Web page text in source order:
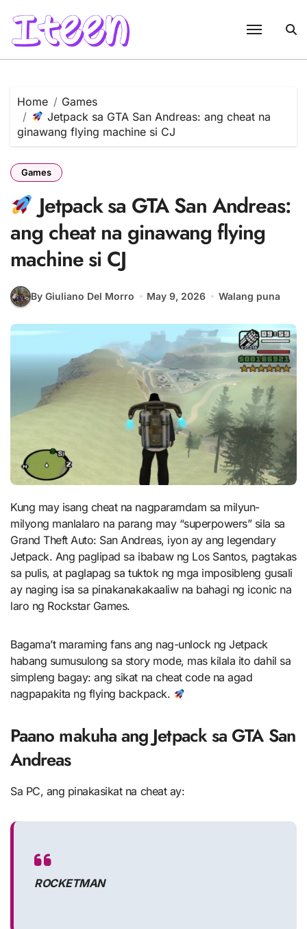
content
Home
Games
Jetpack sa GTA San Andreas: ang cheat na
ginawang flying machine si CJ
Games
Jetpack sa GTA San Andreas:
ang cheat na ginawang flying
machine si CJ
By Giuliano Del Morro May 9, 2026 Walang puna
Kung may isang cheat na nagparamdam sa milyun-
milyong manlalaro na parang may “superpowers” sila sa
Grand Theft Auto: San Andreas, iyon ay ang legendary
Jetpack. Ang paglipad sa ibabaw ng Los Santos, pagtakas
sa pulis, at paglapag sa tuktok ng mga imposibleng gusali
ay naging isa sa pinakanakakaaliw na bahagi ng iconic na
laro ng Rockstar Games.
Bagama’t maraming fans ang nag-unlock ng Jetpack
habang sumusulong sa story mode, mas kilala ito dahil sa
simpleng bagay: ang sikat na cheat code na agad
nagpapakita ng flying backpack.
Paano makuha ang Jetpack sa GTA San
Andreas
Sa PC, ang pinakasikat na cheat ay:
ROCKETMAN